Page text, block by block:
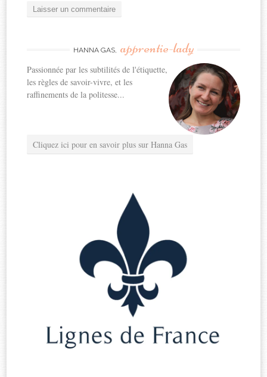
HANNA GAS, apprentie-lady
Passionnée par les subtilités de l'étiquette,
les règles de savoir-vivre, et les
raffinements de la politesse...
Cliquez ici pour en savoir plus sur Hanna Gas